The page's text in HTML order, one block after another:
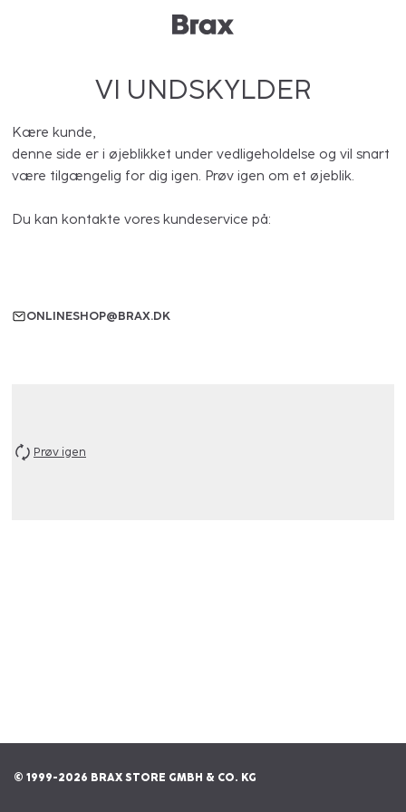
VI UNDSKYLDER
Kære kunde,
denne side er i øjeblikket under vedligeholdelse og vil snart
være tilgængelig for dig igen. Prøv igen om et øjeblik.
Du kan kontakte vores kundeservice på:
ONLINESHOP@BRAX.DK
Prøv igen
© 1999-2026 BRAX STORE GMBH & CO. KG